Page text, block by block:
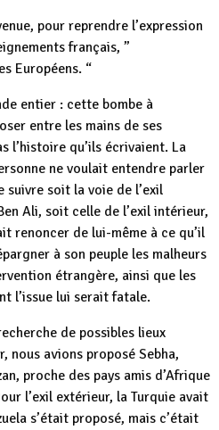
pour reprendre l’expression
français, ”
Européens. “
entier : cette bombe à
entre les mains de ses
l’histoire qu’ils écrivaient. La
ne voulait entendre parler
suivre soit la voie de l’exil
Ali, soit celle de l’exil intérieur,
renoncer de lui-même à ce qu’il
à son peuple les malheurs
étrangère, ainsi que les
l’issue lui serait fatale.
de possibles lieux
nous avions proposé Sebha,
proche des pays amis d’Afrique
l’exil extérieur, la Turquie avait
s’était proposé, mais c’était